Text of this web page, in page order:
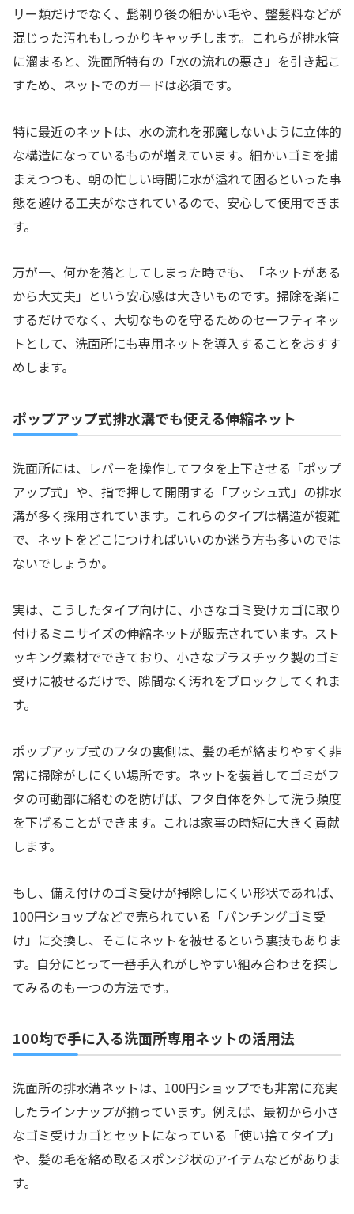
リー類だけでなく、髭剃り後の細かい毛や、整髪料などが
混じった汚れもしっかりキャッチします。これらが排水管
に溜まると、洗面所特有の「水の流れの悪さ」を引き起こ
すため、ネットでのガードは必須です。
特に最近のネットは、水の流れを邪魔しないように立体的
な構造になっているものが増えています。細かいゴミを捕
まえつつも、朝の忙しい時間に水が溢れて困るといった事
態を避ける工夫がなされているので、安心して使用できま
す。
万が一、何かを落としてしまった時でも、「ネットがある
から大丈夫」という安心感は大きいものです。掃除を楽に
するだけでなく、大切なものを守るためのセーフティネッ
トとして、洗面所にも専用ネットを導入することをおすす
めします。
ポップアップ式排水溝でも使える伸縮ネット
洗面所には、レバーを操作してフタを上下させる「ポップ
アップ式」や、指で押して開閉する「プッシュ式」の排水
溝が多く採用されています。これらのタイプは構造が複雑
で、ネットをどこにつければいいのか迷う方も多いのでは
ないでしょうか。
実は、こうしたタイプ向けに、小さなゴミ受けカゴに取り
付けるミニサイズの伸縮ネットが販売されています。スト
ッキング素材でできており、小さなプラスチック製のゴミ
受けに被せるだけで、隙間なく汚れをブロックしてくれま
す。
ポップアップ式のフタの裏側は、髪の毛が絡まりやすく非
常に掃除がしにくい場所です。ネットを装着してゴミがフ
タの可動部に絡むのを防げば、フタ自体を外して洗う頻度
を下げることができます。これは家事の時短に大きく貢献
します。
もし、備え付けのゴミ受けが掃除しにくい形状であれば、
100円ショップなどで売られている「パンチングゴミ受
け」に交換し、そこにネットを被せるという裏技もありま
す。自分にとって一番手入れがしやすい組み合わせを探し
てみるのも一つの方法です。
100均で手に入る洗面所専用ネットの活用法
洗面所の排水溝ネットは、100円ショップでも非常に充実
したラインナップが揃っています。例えば、最初から小さ
なゴミ受けカゴとセットになっている「使い捨てタイプ」
や、髪の毛を絡め取るスポンジ状のアイテムなどがありま
す。